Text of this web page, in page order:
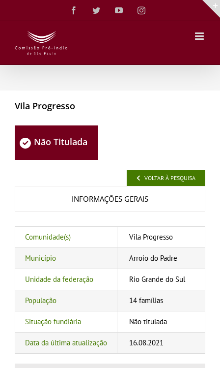
conteúdo
FacebookTwitterYouTubeInstagram
Vila Progresso
Não Titulada
VOLTAR À PESQUISA
INFORMAÇÕES GERAIS
Comunidade(s) Vila Progresso
Município Arroio do Padre
Unidade da federação Rio Grande do Sul
População 14 famílias
Situação fundiária Não titulada
Data da última atualização 16.08.2021